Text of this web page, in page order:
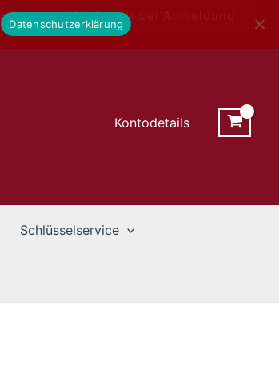
- 10% Rabatt bei Anmeldung
Kontodetails
Schlüsselservice
Datenschutzerklärung